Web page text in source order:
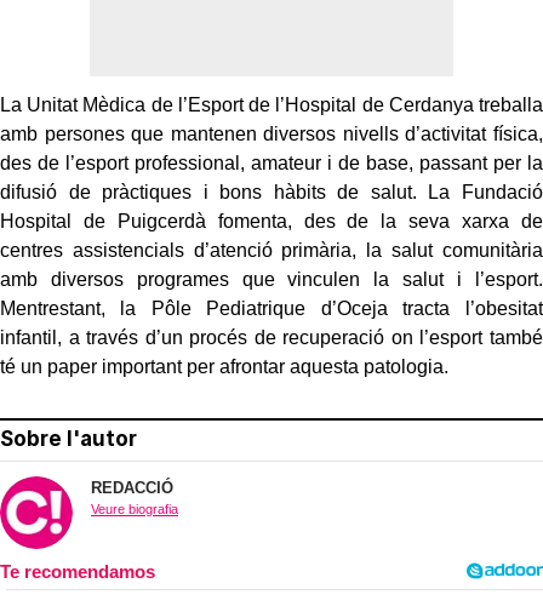
La Unitat Mèdica de l’Esport de l’Hospital de Cerdanya treballa
amb persones que mantenen diversos nivells d’activitat física,
des de l’esport professional, amateur i de base, passant per la
difusió de pràctiques i bons hàbits de salut. La Fundació
Hospital de Puigcerdà fomenta, des de la seva xarxa de
centres assistencials d’atenció primària, la salut comunitària
amb diversos programes que vinculen la salut i l’esport.
Mentrestant, la Pôle Pediatrique d’Oceja tracta l’obesitat
infantil, a través d’un procés de recuperació on l’esport també
té un paper important per afrontar aquesta patologia.
Sobre l'autor
REDACCIÓ
Veure biografia